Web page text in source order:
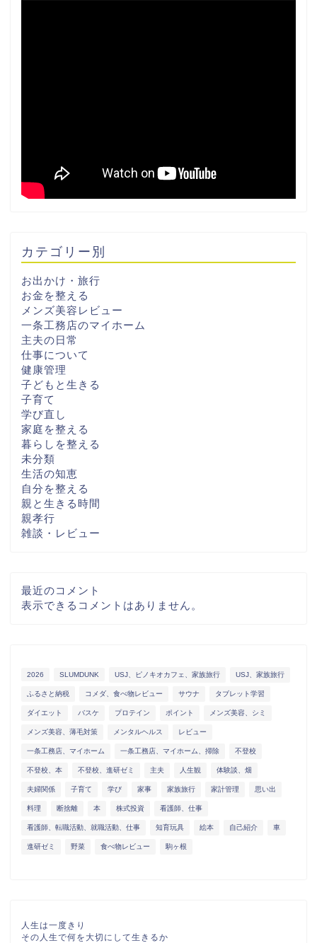
カテゴリー別
お出かけ・旅行
お金を整える
メンズ美容レビュー
一条工務店のマイホーム
主夫の日常
仕事について
健康管理
子どもと生きる
子育て
学び直し
家庭を整える
暮らしを整える
未分類
生活の知恵
自分を整える
親と生きる時間
親孝行
雑談・レビュー
最近のコメント
表示できるコメントはありません。
2026 SLUMDUNK USJ、ピノキオカフェ、家族旅行 USJ、家族旅行
ふるさと納税 コメダ、食べ物レビュー サウナ タブレット学習
ダイエット バスケ プロテイン ポイント メンズ美容、シミ
メンズ美容、薄毛対策 メンタルヘルス レビュー
一条工務店、マイホーム 一条工務店、マイホーム、掃除 不登校
不登校、本 不登校、進研ゼミ 主夫 人生観 体験談、畑
夫婦関係 子育て 学び 家事 家族旅行 家計管理 思い出
料理 断捨離 本 株式投資 看護師、仕事
看護師、転職活動、就職活動、仕事 知育玩具 絵本 自己紹介 車
進研ゼミ 野菜 食べ物レビュー 駒ヶ根
人生は一度きり
その人生で何を大切にして生きるか